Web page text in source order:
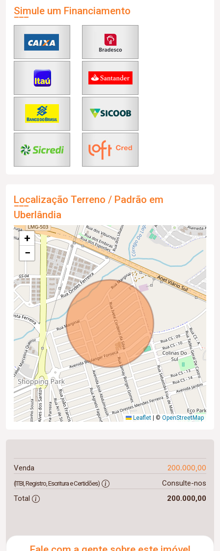
Simule um Financiamento
Localização Terreno / Padrão em
Uberlândia
+
−
Leaflet © OpenStreetMap
Venda 200.000,00
(ITBI, Registro, Escritura e Certidões)
Consulte-nos
Total
200.000,00